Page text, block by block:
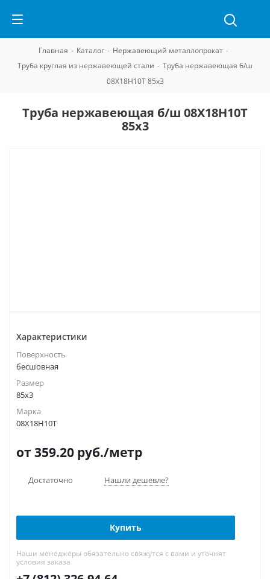
Главная - Каталог - Нержавеющий металлопрокат -
Труба круглая из нержавеющей стали - Труба нержавеющая б/ш
08Х18Н10Т 85х3
Труба нержавеющая б/ш 08Х18Н10Т
85х3
Характеристики
Поверхность
бесшовная
Размер
85х3
Марка
08Х18Н10Т
от 359.20 руб./метр
Достаточно Нашли дешевле?
Купить
Наши менеджеры обязательно свяжутся с вами и уточнят
условия заказа